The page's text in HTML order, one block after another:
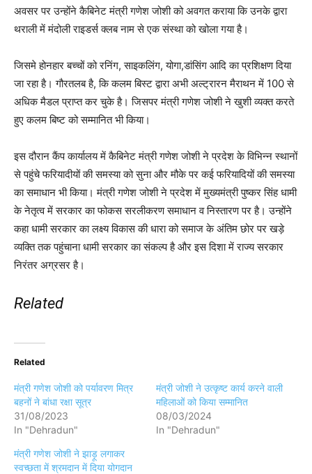
अवसर पर उन्होंने कैबिनेट मंत्री गणेश जोशी को अवगत कराया कि उनके द्वारा
थराली में मंदोली राइडर्स क्लब नाम से एक संस्था को खोला गया है।
जिसमे होनहार बच्चों को रनिंग, साइकलिंग, योगा,डांसिंग आदि का प्रशिक्षण दिया
जा रहा है। गौरतलब है, कि कलम बिस्ट द्वारा अभी अल्ट्रारन मैराथन में 100 से
अधिक मैडल प्राप्त कर चुके है। जिसपर मंत्री गणेश जोशी ने खुशी व्यक्त करते
हुए कलम बिष्ट को सम्मानित भी किया।
इस दौरान कैंप कार्यालय में कैबिनेट मंत्री गणेश जोशी ने प्रदेश के विभिन्न स्थानों
से पहुंचे फरियादीयों की समस्या को सुना और मौके पर कई फरियादियों की समस्या
का समाधान भी किया। मंत्री गणेश जोशी ने प्रदेश में मुख्यमंत्री पुष्कर सिंह धामी
के नेतृत्व में सरकार का फोकस सरलीकरण समाधान व निस्तारण पर है। उन्होंने
कहा धामी सरकार का लक्ष्‍य विकास की धारा को समाज के अंतिम छोर पर खड़े
व्यक्ति तक पहुंचाना धामी सरकार का संकल्प है और इस दिशा में राज्य सरकार
निरंतर अग्रसर है।
Related
Related
मंत्री गणेश जोशी को पर्यावरण मित्र
बहनों ने बांधा रक्षा सूत्र
31/08/2023
In "Dehradun"
मंत्री जोशी ने उत्कृष्ट कार्य करने वाली
महिलाओं को किया सम्मानित
08/03/2024
In "Dehradun"
मंत्री गणेश जोशी ने झाड़ू लगाकर
स्वच्छता में श्रमदान में दिया योगदान